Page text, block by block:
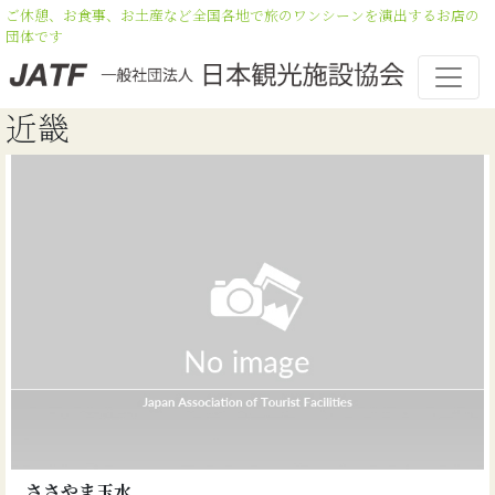
ご休憩、お食事、お土産など全国各地で旅のワンシーンを演出するお店の
団体です
近畿